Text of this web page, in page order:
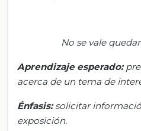
No se vale
Aprendizaje esperado:p
acerca de un tema de
Énfasis:solicitar
exposición.